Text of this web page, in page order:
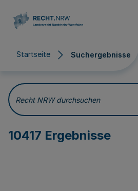
Startseite Suchergebnisse
Suchergebnisse
Recht NRW durchsuchen
10417 Ergebnisse